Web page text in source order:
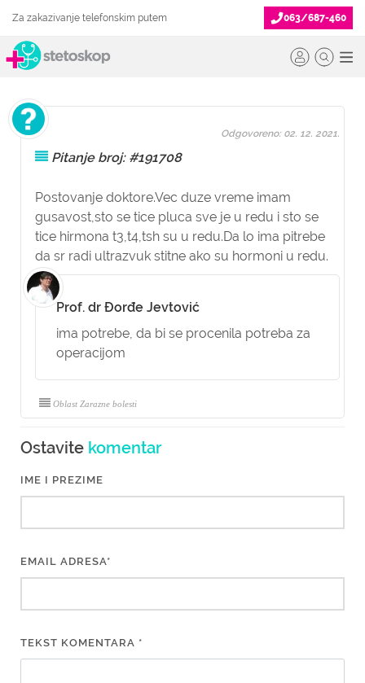
Za zakazivanje telefonskim putem 063/687-460
Pitanje broj: #191708
Postovanje doktore.Vec duze vreme imam
gusavost,sto se tice pluca sve je u redu i sto se
tice hirmona t3,t4,tsh su u redu.Da lo ima pitrebe
da sr radi ultrazvuk stitne ako su hormoni u redu.
Odgovoreno: 02. 12. 2021.
Prof. dr Đorđe Jevtović
ima potrebe, da bi se procenila potreba za
operacijom
Oblast Zarazne bolesti
Ostavite komentar
IME I PREZIME
EMAIL ADRESA*
TEKST KOMENTARA *